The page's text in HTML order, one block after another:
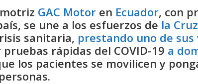
GAC Motor en Ecuador, con
se une a los esfuerzos de la
sanitaria, prestando uno de sus
rápidas del COVID-19 a
los pacientes se movilicen y